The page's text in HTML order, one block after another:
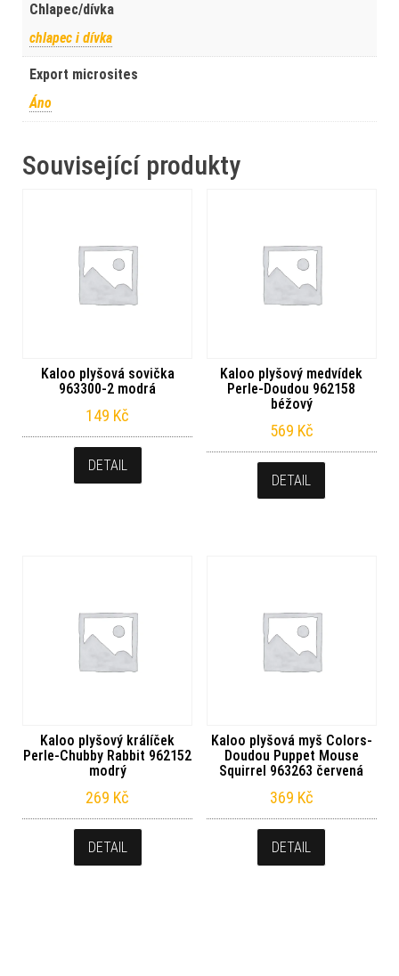
Chlapec/dívka
chlapec i dívka
Export microsites
Áno
Související produkty
Kaloo plyšová sovička
963300-2 modrá
149 Kč
DETAIL
Kaloo plyšový medvídek
Perle-Doudou 962158
béžový
569 Kč
DETAIL
Kaloo plyšový králíček
Perle-Chubby Rabbit 962152
modrý
269 Kč
DETAIL
Kaloo plyšová myš Colors-
Doudou Puppet Mouse
Squirrel 963263 červená
369 Kč
DETAIL